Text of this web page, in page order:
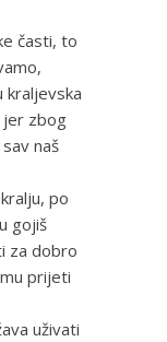
časti, to
kraljevska
jer zbog
naš
po
gojiš
za dobro
prijeti
uživati